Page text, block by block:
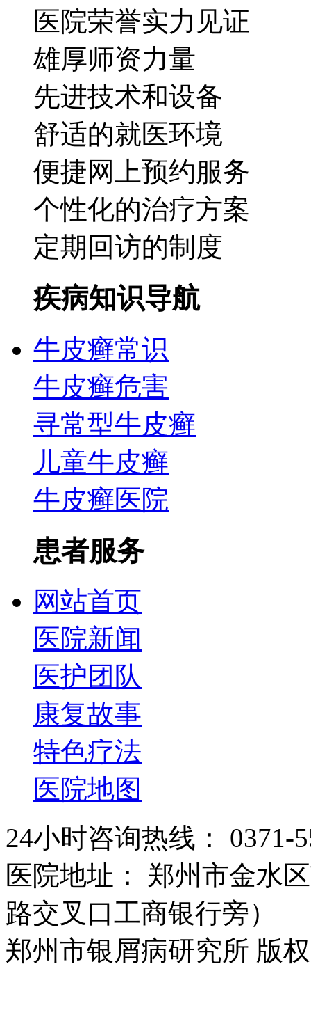
医院荣誉实力见证
雄厚师资力量
先进技术和设备
舒适的就医环境
便捷网上预约服务
个性化的治疗方案
定期回访的制度
疾病知识导航
牛皮癣常识
牛皮癣危害
寻常型牛皮癣
儿童牛皮癣
牛皮癣医院
患者服务
网站首页
医院新闻
医护团队
康复故事
特色疗法
医院地图
24小时咨询热线： 0371-
医院地址： 郑州市金水
路交叉口工商银行旁）
郑州市银屑病研究所 版